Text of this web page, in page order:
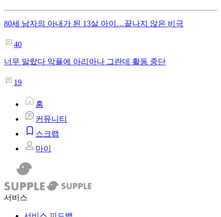
80세 남자의 아내가 된 13살 아이…끝나지 않은 비극
40
너무 말랐다 악플에 아리아나 그란데 활동 중단
19
홈
커뮤니티
스크랩
마이
서비스